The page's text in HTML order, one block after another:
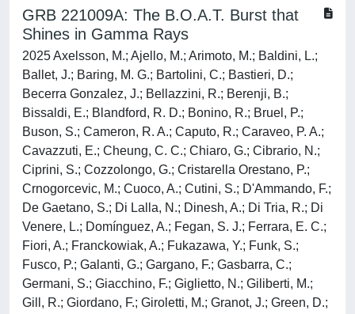
GRB 221009A: The B.O.A.T. Burst that
Shines in Gamma Rays
2025 Axelsson, M.; Ajello, M.; Arimoto, M.; Baldini, L.;
Ballet, J.; Baring, M. G.; Bartolini, C.; Bastieri, D.;
Becerra Gonzalez, J.; Bellazzini, R.; Berenji, B.;
Bissaldi, E.; Blandford, R. D.; Bonino, R.; Bruel, P.;
Buson, S.; Cameron, R. A.; Caputo, R.; Caraveo, P. A.;
Cavazzuti, E.; Cheung, C. C.; Chiaro, G.; Cibrario, N.;
Ciprini, S.; Cozzolongo, G.; Cristarella Orestano, P.;
Crnogorcevic, M.; Cuoco, A.; Cutini, S.; D'Ammando, F.;
De Gaetano, S.; Di Lalla, N.; Dinesh, A.; Di Tria, R.; Di
Venere, L.; Domínguez, A.; Fegan, S. J.; Ferrara, E. C.;
Fiori, A.; Franckowiak, A.; Fukazawa, Y.; Funk, S.;
Fusco, P.; Galanti, G.; Gargano, F.; Gasbarra, C.;
Germani, S.; Giacchino, F.; Giglietto, N.; Giliberti, M.;
Gill, R.; Giordano, F.; Giroletti, M.; Granot, J.; Green, D.;